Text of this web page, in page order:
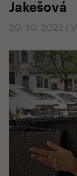
Jakešová
20. 10. 2022 |